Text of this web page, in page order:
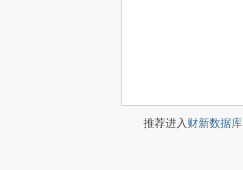
推荐进入财新数据库